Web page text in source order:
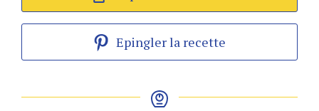
Epingler la recette